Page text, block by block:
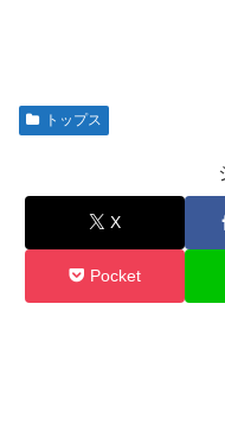
トップス
X
Pocket